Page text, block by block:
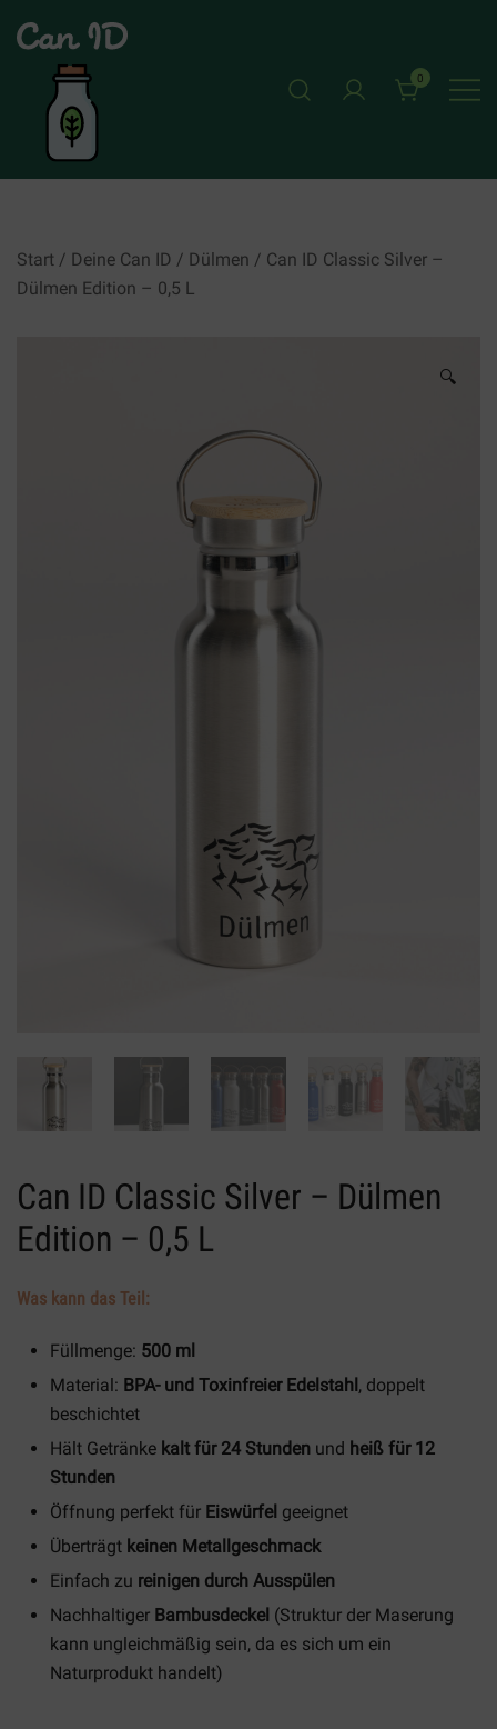
content
CAN ID
0
Start / Deine Can ID / Dülmen / Can ID Classic Silver –
Dülmen Edition – 0,5 L
🔍
Can ID Classic Silver – Dülmen
Edition – 0,5 L
Was kann das Teil:
Füllmenge: 500 ml
Material: BPA- und Toxinfreier Edelstahl , doppelt
beschichtet
Hält Getränke kalt für 24 Stunden und heiß für 12
Stunden
Öffnung perfekt für Eiswürfel geeignet
Überträgt keinen Metallgeschmack
Einfach zu reinigen durch Ausspülen
Nachhaltiger Bambusdeckel (Struktur der Maserung
kann ungleichmäßig sein, da es sich um ein
Naturprodukt handelt)